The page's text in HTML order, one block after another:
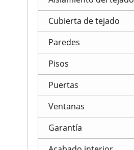
Cubierta de tejado
Paredes
Pisos
Puertas
Ventanas
Garantía